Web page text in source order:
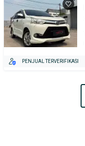
PENJUAL TERVERIFIKASI